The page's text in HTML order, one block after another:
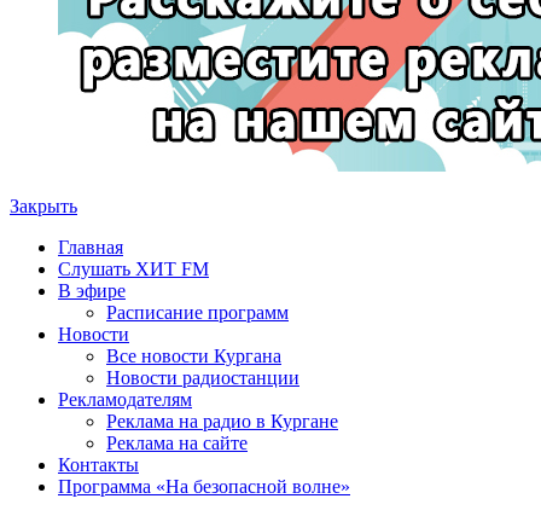
Закрыть
Главная
Слушать ХИТ FM
В эфире
Расписание программ
Новости
Все новости Кургана
Новости радиостанции
Рекламодателям
Реклама на радио в Кургане
Реклама на сайте
Контакты
Программа «На безопасной волне»